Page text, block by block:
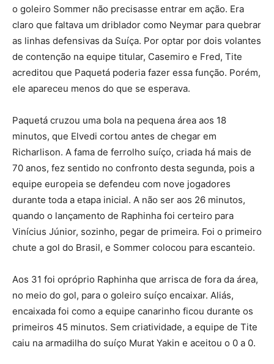
o goleiro Sommer não precisasse entrar em ação. Era
claro que faltava um driblador como Neymar para quebrar
as linhas defensivas da Suíça. Por optar por dois volantes
de contenção na equipe titular, Casemiro e Fred, Tite
acreditou que Paquetá poderia fazer essa função. Porém,
ele apareceu menos do que se esperava.
Paquetá cruzou uma bola na pequena área aos 18
minutos, que Elvedi cortou antes de chegar em
Richarlison. A fama de ferrolho suíço, criada há mais de
70 anos, fez sentido no confronto desta segunda, pois a
equipe europeia se defendeu com nove jogadores
durante toda a etapa inicial. A não ser aos 26 minutos,
quando o lançamento de Raphinha foi certeiro para
Vinícius Júnior, sozinho, pegar de primeira. Foi o primeiro
chute a gol do Brasil, e Sommer colocou para escanteio.
Aos 31 foi opróprio Raphinha que arrisca de fora da área,
no meio do gol, para o goleiro suíço encaixar. Aliás,
encaixada foi como a equipe canarinho ficou durante os
primeiros 45 minutos. Sem criatividade, a equipe de Tite
caiu na armadilha do suíço Murat Yakin e aceitou o 0 a 0.